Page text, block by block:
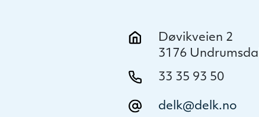
Døvikveien 2
3176 Undrumsdal
33 35 93 50
delk@delk.no